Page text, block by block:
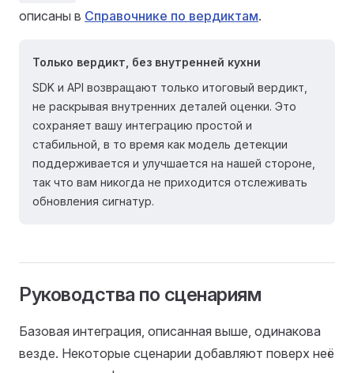
описаны в Справочнике по вердиктам.
Только вердикт, без внутренней кухни
SDK и API возвращают только итоговый вердикт,
не раскрывая внутренних деталей оценки. Это
сохраняет вашу интеграцию простой и
стабильной, в то время как модель детекции
поддерживается и улучшается на нашей стороне,
так что вам никогда не приходится отслеживать
обновления сигнатур.
Руководства по сценариям
Базовая интеграция, описанная выше, одинакова
везде. Некоторые сценарии добавляют поверх неё